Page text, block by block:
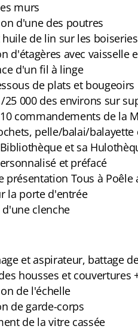
murs
d'une des poutres
huile de lin sur les
d'étagères avec vaisselle
d'un fil à linge
de plats et bougeoirs
25 000 des environs sur
commandements de la
pelle/balai/balayette
et sa
et préfacé
présentation Tous à Poêle
la porte d'entrée
clenche
et aspirateur, battage
housses et couvertures
de l'échelle
de garde-corps
de la vitre cassée